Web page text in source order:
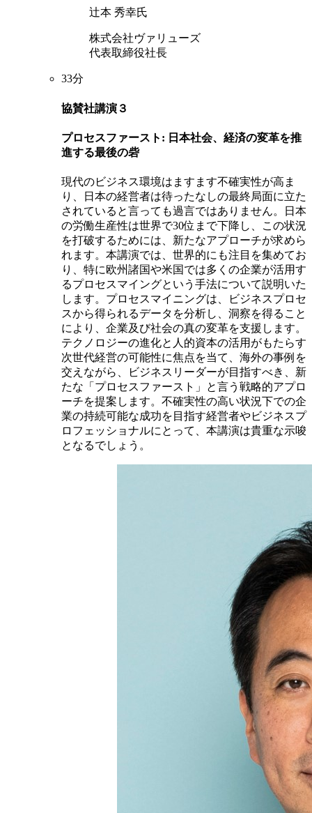
辻本 秀幸氏
株式会社ヴァリューズ
代表取締役社長
33分
協賛社講演３
プロセスファースト: 日本社会、経済の変革を推
進する最後の砦
現代のビジネス環境はますます不確実性が高ま
り、日本の経営者は待ったなしの最終局面に立た
されていると言っても過言ではありません。日本
の労働生産性は世界で30位まで下降し、この状況
を打破するためには、新たなアプローチが求めら
れます。本講演では、世界的にも注目を集めてお
り、特に欧州諸国や米国では多くの企業が活用す
るプロセスマイングという手法について説明いた
します。プロセスマイニングは、ビジネスプロセ
スから得られるデータを分析し、洞察を得ること
により、企業及び社会の真の変革を支援します。
テクノロジーの進化と人的資本の活用がもたらす
次世代経営の可能性に焦点を当て、海外の事例を
交えながら、ビジネスリーダーが目指すべき、新
たな「プロセスファースト」と言う戦略的アプロ
ーチを提案します。不確実性の高い状況下での企
業の持続可能な成功を目指す経営者やビジネスプ
ロフェッショナルにとって、本講演は貴重な示唆
となるでしょう。